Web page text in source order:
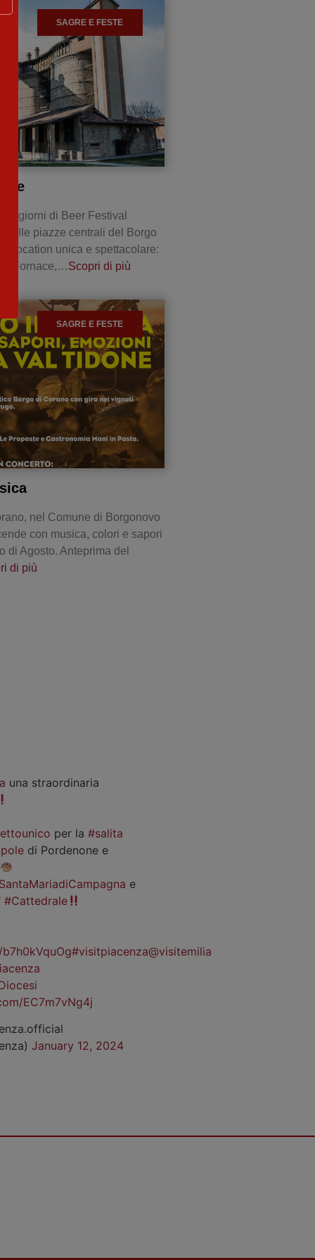
SAGRE E FESTE
giorni di Beer Festival
delle piazze centrali del Borgo
Location unica e spettacolare:
Fornace,…Scopri di più
SAGRE E FESTE
nel Comune di Borgonovo
con musica, colori e sapori
di Agosto. Anteprima del
di più
una straordinaria
per la#salita
di Pordenone e
e
#Cattedrale
#visitpiacenza@visitemilia
EC7m7vNg4j
January 12, 2024